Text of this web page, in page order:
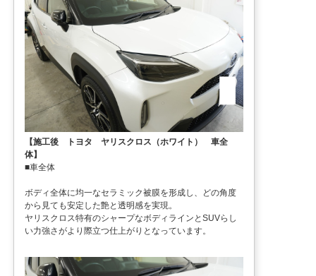
【施工後 トヨタ ヤリスクロス（ホワイト） 車全
体】
■車全体
ボディ全体に均一なセラミック被膜を形成し、どの角度
から見ても安定した艶と透明感を実現。
ヤリスクロス特有のシャープなボディラインとSUVらし
い力強さがより際立つ仕上がりとなっています。